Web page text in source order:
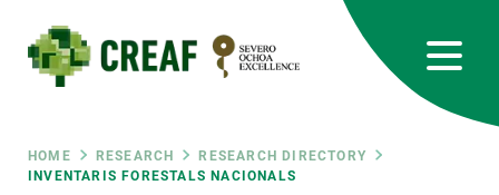
main
content
Breadcrumb
HOME RESEARCH
RESEARCH DIRECTORY
INVENTARIS FORESTALS NACIONALS
RRSS